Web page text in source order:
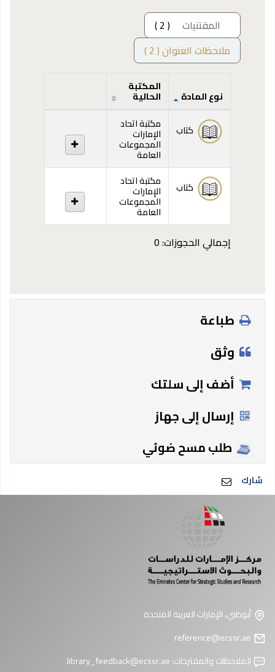
المقتنيات
( 2 )
ملاحظات العنوان ( 2 )
المقتنيات
نوع المادة
المكتبة
الحالية
كتاب مكتبة اتحاد
الإمارات
المجموعات
العامة
كتاب
مكتبة اتحاد
الإمارات
المجموعات
العامة
إجمالي الحجوزات: 0
طباعة
وثق
أضف إلى سلتك
إرسال إلى جهاز
طلب مسح ضوئي
شارك
أبوظبي، الإمارات العربية المتحدة
الملاحظات والمقترحات:library_feedback@ecssr.ae